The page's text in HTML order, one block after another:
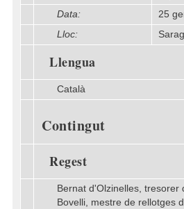
Data:
25
Lloc:
Llengua
Català
Contingut
Regest
Bernat d'Olzinelles, tresorer
Bovelli, mestre de rellotges